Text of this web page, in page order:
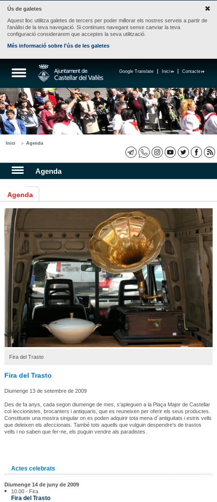
Ús de galetes
Aquest lloc utilitza galetes de tercers per poder millorar els nostres serveis a partir de
l'anàlisi de la teva navegació. Si continues navegant sense canviar la teva
configuració considerarem que acceptes la seva utilització.
Més informació sobre l'ús de les galetes
Contacte
Inici
Google Translate
Inici Agenda
Agenda
Agenda
Fira del Trasto
Fira del Trasto
Diumenge 13 de setembre de 2009
Des de fa anys, cada segon diumenge de mes, s'apleguen a la Plaça Major de Castellar
col·leccionistes, brocanters i antiquaris, que es reuneixen per oferir els seus productes.
Constitueix una mostra singular on es poden adquirir tota mena d´antiguitats i estris vells
que deleixen els afeccionats. També tots aquells que vulguin despendre's de trastos
vells i no saben que fer-ne, els puguin vendre als paradistes.
Actes celebrats
Diumenge 14 de juny de 2009
10.00 - Fira
Fira del Trasto